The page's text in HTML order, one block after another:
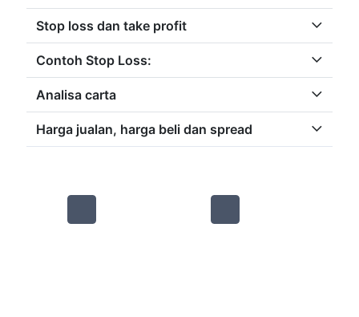
Stop loss dan take profit
Contoh Stop Loss:
Analisa carta
Harga jualan, harga beli dan spread